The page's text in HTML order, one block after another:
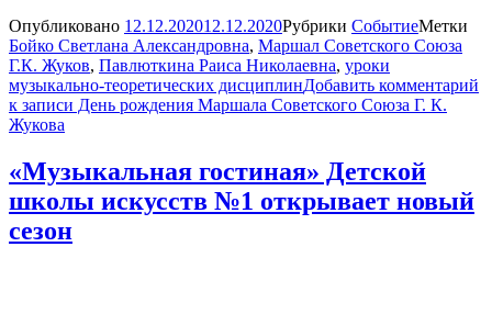
Опубликовано 12.12.202012.12.2020Рубрики СобытиеМетки
Бойко Светлана Александровна, Маршал Советского Союза
Г.К. Жуков, Павлюткина Раиса Николаевна, уроки
музыкально-теоретических дисциплинДобавить комментарий
к записи День рождения Маршала Советского Союза Г. К.
Жукова
«Музыкальная гостиная» Детской
школы искусств №1 открывает новый
сезон